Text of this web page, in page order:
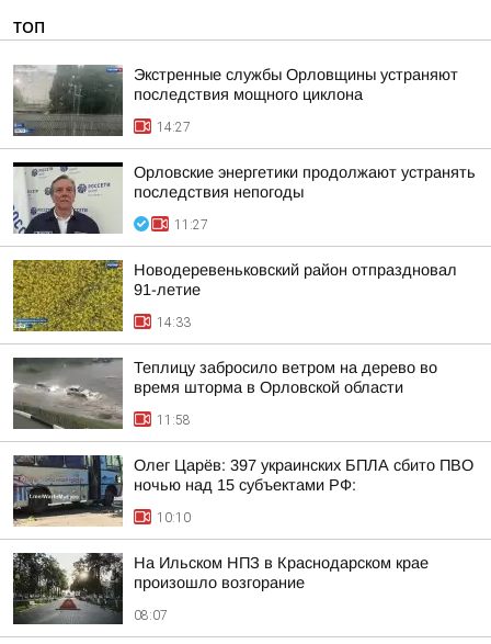
ТОП
Экстренные службы Орловщины устраняют
последствия мощного циклона
14:27
Орловские энергетики продолжают устранять
последствия непогоды
11:27
Новодеревеньковский район отпраздновал
91-летие
14:33
Теплицу забросило ветром на дерево во
время шторма в Орловской области
11:58
Олег Царёв: 397 украинских БПЛА сбито ПВО
ночью над 15 субъектами РФ:
10:10
На Ильском НПЗ в Краснодарском крае
произошло возгорание
08:07